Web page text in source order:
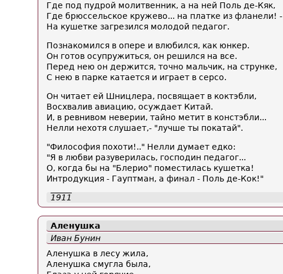
Где под пудрой молитвенник, а на ней Поль де-Кяк,
Где брюссельское кружево... на платке из фланели! -
На кушетке загрезился молодой педагог.
Познакомился в опере и влюбился, как юнкер.
Он готов осупружиться, он решился на все.
Перед нею он держится, точно мальчик, на струнке,
С нею в парке катается и играет в серсо.
Он читает ей Шницлера, посвящает в коктэбли,
Восхвалив авиацию, осуждает Китай.
И, в ревнивом неверии, тайно метит в констэбли...
Нелли нехотя слушает,- "лучше ты покатай".
"Философия похоти!.." Нелли думает едко:
"Я в любви разуверилась, господин педагог...
О, когда бы на "Блерио" поместилась кушетка!
Интродукция - Гауптман, а финал - Поль де-Кок!"
1911
Аленушка
Иван Бунин
Аленушка в лесу жила,
Аленушка смугла была,